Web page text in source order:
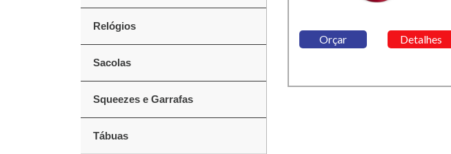
Relógios
Sacolas
Squeezes e Garrafas
Tábuas
Orçar Detalhes